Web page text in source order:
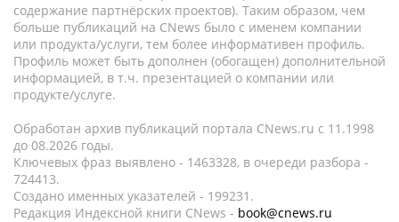
содержание партнёрских проектов). Таким образом, чем
больше публикаций на CNews было с именем компании
или продукта/услуги, тем более информативен профиль.
Профиль может быть дополнен (обогащен) дополнительной
информацией, в т.ч. презентацией о компании или
продукте/услуге.
Обработан архив публикаций портала CNews.ru c 11.1998
до 08.2026 годы.
Ключевых фраз выявлено - 1463328, в очереди разбора -
724413.
Создано именных указателей - 199231.
Редакция Индексной книги CNews - book@cnews.ru